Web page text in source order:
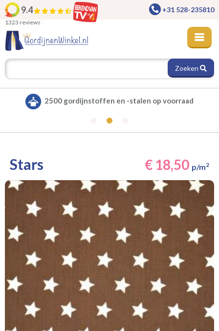
9.4
1323 reviews
+31 528-235810
Zoeken
Alle gordijnen verduisterend leverbaar
Stars € 18,50 p/m2